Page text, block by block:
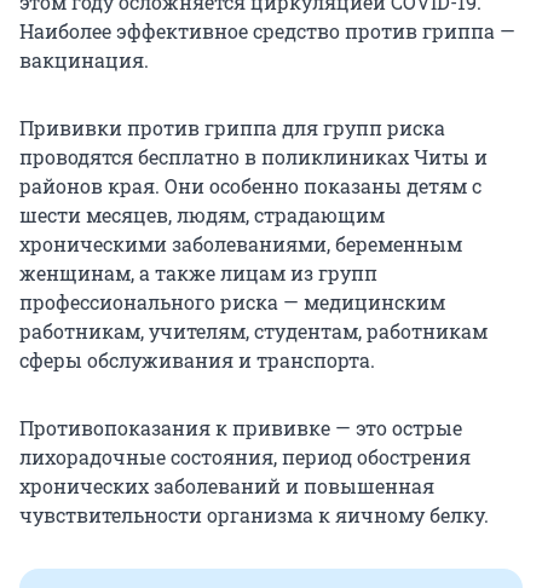
Наиболее эффективное средство против гриппа —
вакцинация.
Прививки против гриппа для групп риска
проводятся бесплатно в поликлиниках Читы и
районов края. Они особенно показаны детям с
шести месяцев, людям, страдающим
хроническими заболеваниями, беременным
женщинам, а также лицам из групп
профессионального риска — медицинским
работникам, учителям, студентам, работникам
сферы обслуживания и транспорта.
Противопоказания к прививке — это острые
лихорадочные состояния, период обострения
хронических заболеваний и повышенная
чувствительности организма к яичному белку.